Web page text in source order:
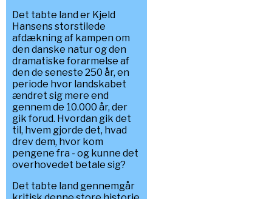
Det tabte land er Kjeld
Hansens storstilede
afdækning af kampen om
den danske natur og den
dramatiske forarmelse af
den de seneste 250 år, en
periode hvor landskabet
ændret sig mere end
gennem de 10.000 år, der
gik forud. Hvordan gik det
til, hvem gjorde det, hvad
drev dem, hvor kom
pengene fra - og kunne det
overhovedet betale sig?
Det tabte land gennemgår